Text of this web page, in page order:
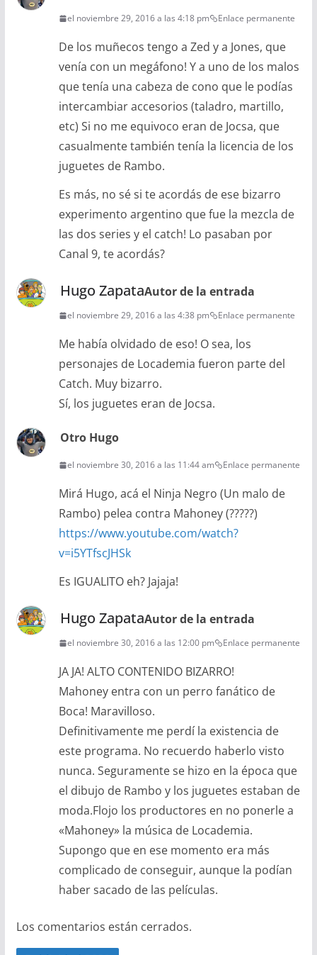
el noviembre 29, 2016 a las 4:18 pm Enlace permanente
De los muñecos tengo a Zed y a Jones, que
venía con un megáfono! Y a uno de los malos
que tenía una cabeza de cono que le podías
intercambiar accesorios (taladro, martillo,
etc) Si no me equivoco eran de Jocsa, que
casualmente también tenía la licencia de los
juguetes de Rambo.
Es más, no sé si te acordás de ese bizarro
experimento argentino que fue la mezcla de
las dos series y el catch! Lo pasaban por
Canal 9, te acordás?
Hugo ZapataAutor de la entrada
el noviembre 29, 2016 a las 4:38 pm Enlace permanente
Me había olvidado de eso! O sea, los
personajes de Locademia fueron parte del
Catch. Muy bizarro.
Sí, los juguetes eran de Jocsa.
Otro Hugo
el noviembre 30, 2016 a las 11:44 am Enlace permanente
Mirá Hugo, acá el Ninja Negro (Un malo de
Rambo) pelea contra Mahoney (?????)
https://www.youtube.com/watch?
v=i5YTfscJHSk
Es IGUALITO eh? Jajaja!
Hugo ZapataAutor de la entrada
el noviembre 30, 2016 a las 12:00 pm Enlace permanente
JA JA! ALTO CONTENIDO BIZARRO!
Mahoney entra con un perro fanático de
Boca! Maravilloso.
Definitivamente me perdí la existencia de
este programa. No recuerdo haberlo visto
nunca. Seguramente se hizo en la época que
el dibujo de Rambo y los juguetes estaban de
moda.Flojo los productores en no ponerle a
«Mahoney» la música de Locademia.
Supongo que en ese momento era más
complicado de conseguir, aunque la podían
haber sacado de las películas.
Los comentarios están cerrados.